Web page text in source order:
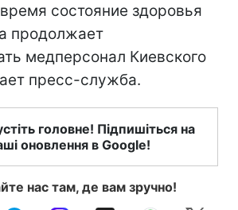
состояние здоровья
продолжает
медперсонал Киевского
пресс-служба.
головне! Підпишіться на
оновлення в Google!
нас там, де вам зручно!